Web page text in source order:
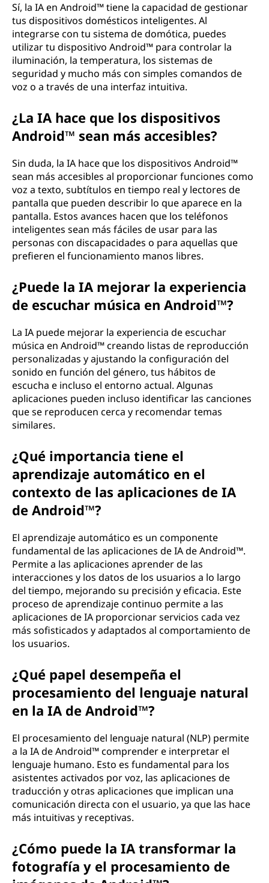
Sí, la IA en Android™ tiene la capacidad de gestionar
tus dispositivos domésticos inteligentes. Al
integrarse con tu sistema de domótica, puedes
utilizar tu dispositivo Android™ para controlar la
iluminación, la temperatura, los sistemas de
seguridad y mucho más con simples comandos de
voz o a través de una interfaz intuitiva.
¿La IA hace que los dispositivos
Android™ sean más accesibles?
Sin duda, la IA hace que los dispositivos Android™
sean más accesibles al proporcionar funciones como
voz a texto, subtítulos en tiempo real y lectores de
pantalla que pueden describir lo que aparece en la
pantalla. Estos avances hacen que los teléfonos
inteligentes sean más fáciles de usar para las
personas con discapacidades o para aquellas que
prefieren el funcionamiento manos libres.
¿Puede la IA mejorar la experiencia
de escuchar música en Android™?
La IA puede mejorar la experiencia de escuchar
música en Android™ creando listas de reproducción
personalizadas y ajustando la configuración del
sonido en función del género, tus hábitos de
escucha e incluso el entorno actual. Algunas
aplicaciones pueden incluso identificar las canciones
que se reproducen cerca y recomendar temas
similares.
¿Qué importancia tiene el
aprendizaje automático en el
contexto de las aplicaciones de IA
de Android™?
El aprendizaje automático es un componente
fundamental de las aplicaciones de IA de Android™.
Permite a las aplicaciones aprender de las
interacciones y los datos de los usuarios a lo largo
del tiempo, mejorando su precisión y eficacia. Este
proceso de aprendizaje continuo permite a las
aplicaciones de IA proporcionar servicios cada vez
más sofisticados y adaptados al comportamiento de
los usuarios.
¿Qué papel desempeña el
procesamiento del lenguaje natural
en la IA de Android™?
El procesamiento del lenguaje natural (NLP) permite
a la IA de Android™ comprender e interpretar el
lenguaje humano. Esto es fundamental para los
asistentes activados por voz, las aplicaciones de
traducción y otras aplicaciones que implican una
comunicación directa con el usuario, ya que las hace
más intuitivas y receptivas.
¿Cómo puede la IA transformar la
fotografía y el procesamiento de